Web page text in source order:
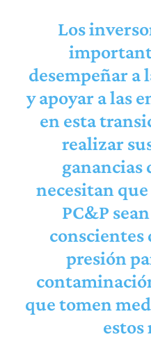
Los
desempeñar a
y apoyar a las
en esta
realizar
ganancias
necesitan que
PC&P
conscientes
presión
que tomen
estos